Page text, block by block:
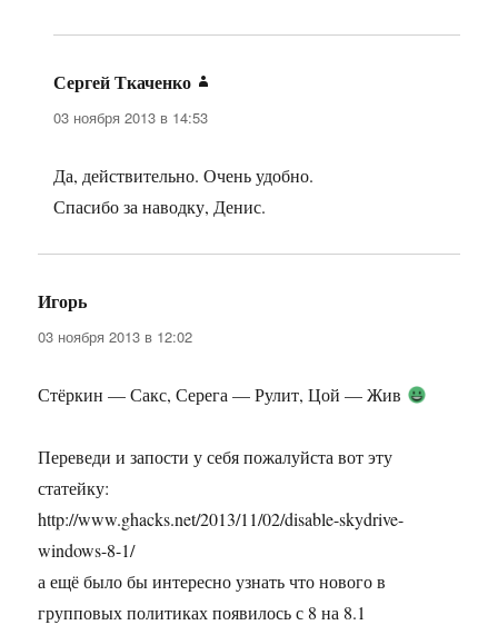
Сергей Ткаченко
03 ноября 2013 в 14:53
Да, действительно. Очень удобно.
Спасибо за наводку, Денис.
Игорь
03 ноября 2013 в 12:02
Стёркин — Сакс, Серега — Рулит, Цой — Жив
Переведи и запости у себя пожалуйста вот эту
статейку:
http://www.ghacks.net/2013/11/02/disable-skydrive-
windows-8-1/
а ещё было бы интересно узнать что нового в
групповых политиках появилось с 8 на 8.1